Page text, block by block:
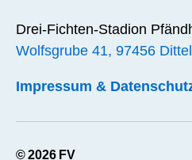
Drei-Fichten-Stadion
Wolfsgrube 41, 97456
Impressum &
© 2026 FV